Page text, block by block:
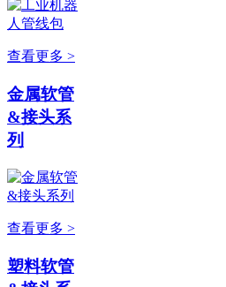
查看更多 >
金属软管
&接头系
列
查看更多 >
塑料软管